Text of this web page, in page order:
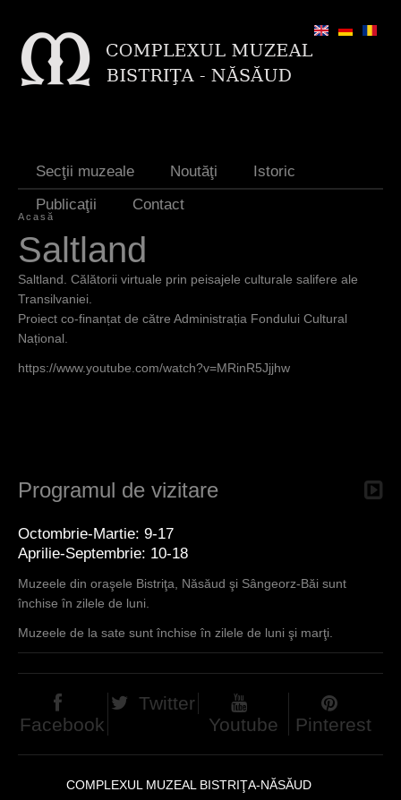
Secţii muzeale Noutăţi
Istoric
Publicaţii
Contact
E
ş
t
i
a
Acasă
Saltland
Saltland. Călătorii virtuale prin peisajele culturale salifere ale
Transilvaniei.
Proiect co-finanțat de către Administrația Fondului Cultural
Național.
https://www.youtube.com/watch?v=MRinR5Jjjhw
Programul de vizitare
Octombrie-Martie: 9-17
Aprilie-Septembrie: 10-18
Muzeele din oraşele Bistriţa, Năsăud şi Sângeorz-Băi sunt
închise în zilele de luni.
Muzeele de la sate sunt închise în zilele de luni şi marţi.
Facebook
Twitter
Youtube
Pinterest
COMPLEXUL MUZEAL BISTRIŢA-NĂSĂUD